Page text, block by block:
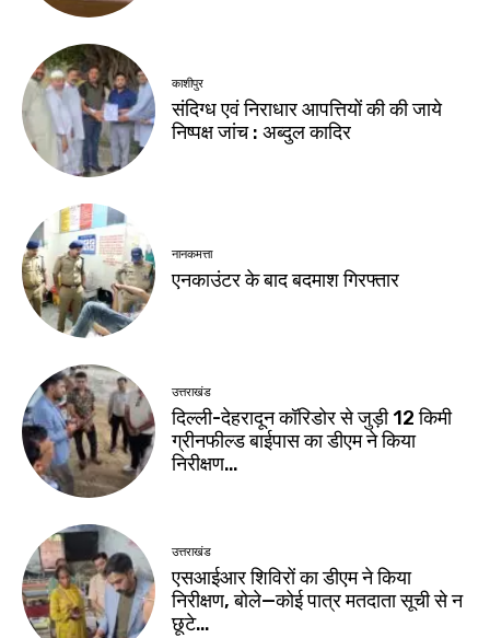
काशीपुर
संदिग्ध एवं निराधार आपत्तियों की की जाये
निष्पक्ष जांच : अब्दुल कादिर
नानकमत्ता
एनकाउंटर के बाद बदमाश गिरफ्तार
उत्तराखंड
दिल्ली-देहरादून कॉरिडोर से जुड़ी 12 किमी
ग्रीनफील्ड बाईपास का डीएम ने किया
निरीक्षण…
उत्तराखंड
एसआईआर शिविरों का डीएम ने किया
निरीक्षण, बोले—कोई पात्र मतदाता सूची से न
छूटे…